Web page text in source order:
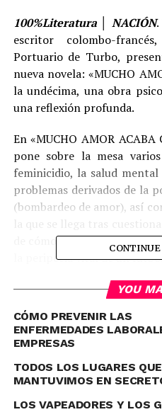
100%Literatura │ NACIÓN.
escritor colombo-
Portuario de Turbo,
nueva novela: «MUCHO
la undécima, una obra
una reflexión profunda.
En «MUCHO AMOR
pone sobre la mesa
feminicidio, la salud
problemas derivados de la
(bombardeo de amor), así
de cómo educar bien a un
la peripecia vital de un
«MUCHO AMOR ACABA
Moreno, un encuentro entre
Franz Kafka (Carta al
noción de delincuencia.
quiénes somos realmente
YOU
CÓMO PREVENIR LAS
ENFERMEDADES
EMPRESAS
TODOS LOS LUGARES QUE
MANTUVIMOS EN
LOS VAPEADORES Y LOS